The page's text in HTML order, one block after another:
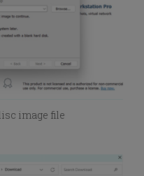
image file